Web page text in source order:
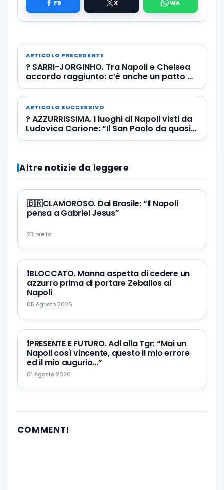
ARTICOLO PRECEDENTE
? SARRI-JORGINHO. Tra Napoli e Chelsea
accordo raggiunto: c’è anche un patto di
non belligeranza
ARTICOLO SUCCESSIVO
? AZZURRISSIMA. I luoghi di Napoli visti da
Ludovica Carione: “Il San Paolo da quasi
60 anni nel cuore dei tifosi”
Altre notizie da leggere
🇧🇷CLAMOROSO. Dal Brasile: “Il Napoli
pensa a Gabriel Jesus”
23 ore fa
❗️BLOCCATO. Manna aspetta di cedere un
azzurro prima di portare Zeballos al
Napoli
05 Agosto 2026
❗️PRESENTE E FUTURO. Adl alla Tgr: “Mai un
Napoli così vincente, questo il mio errore
ed il mio augurio…”
01 Agosto 2026
COMMENTI